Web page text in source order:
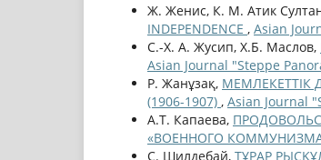
Ж. Женис, К. М. Атик
INDEPENDENCE , Asian
С.-Х. А. Жусип, Х.Б. Маслов,
Asian Journal "Steppe
Р. Жанұзақ, МЕМЛЕКЕТТІК
(1906-1907) , Asian Journal
А.Т. Капаева,
«ВОЕННОГО
С. Шилдебай, ТҰРАР